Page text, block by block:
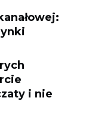
i nie